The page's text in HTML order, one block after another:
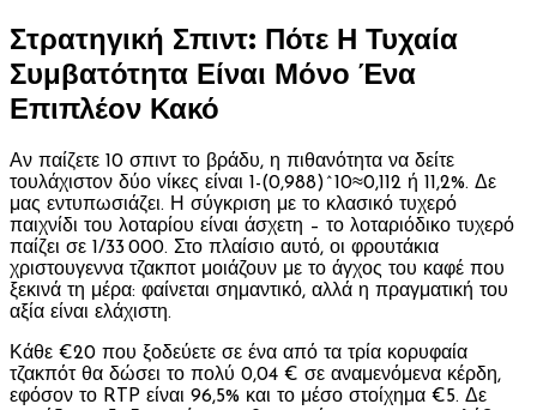
Στρατηγική Σπιντ: Πότε Η Τυχαία
Συμβατότητα Είναι Μόνο Ένα
Επιπλέον Κακό
Αν παίζετε 10 σπιντ το βράδυ, η πιθανότητα να δείτε
τουλάχιστον δύο νίκες είναι 1-(0,988)^10≈0,112 ή 11,2%. Δε
μας εντυπωσιάζει. Η σύγκριση με το κλασικό τυχερό
παιχνίδι του λοταρίου είναι άσχετη – το λοταριόδικο τυχερό
παίζει σε 1/33 000. Στο πλαίσιο αυτό, οι φρουτάκια
χριστουγεννα τζακποτ μοιάζουν με το άγχος του καφέ που
ξεκινά τη μέρα: φαίνεται σημαντικό, αλλά η πραγματική του
αξία είναι ελάχιστη.
Κάθε €20 που ξοδεύετε σε ένα από τα τρία κορυφαία
τζακπότ θα δώσει το πολύ 0,04 € σε αναμενόμενα κέρδη,
εφόσον το RTP είναι 96,5% και το μέσο στοίχημα €5. Δε